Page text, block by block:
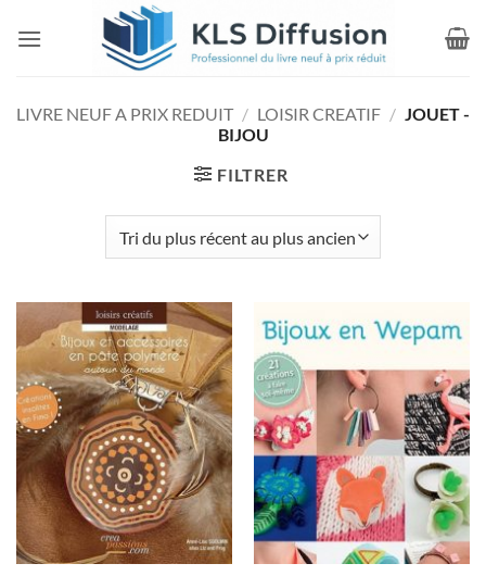
LIVRE NEUF A PRIX REDUIT / LOISIR CREATIF / JOUET -
BIJOU
FILTRER